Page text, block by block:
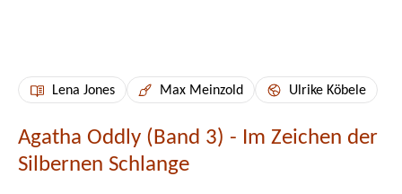
Lena Jones Max Meinzold Ulrike Köbele
Agatha Oddly (Band 3) - Im Zeichen der
Silbernen Schlange